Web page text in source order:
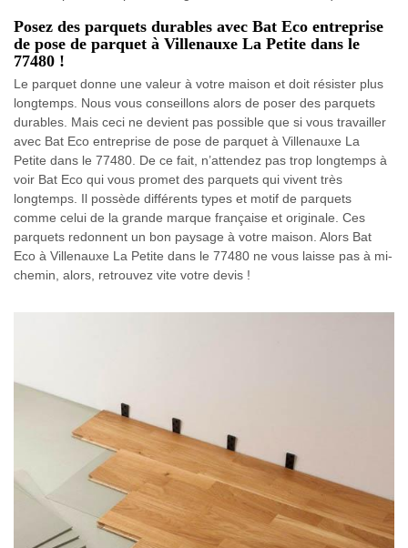
Posez des parquets durables avec Bat Eco entreprise
de pose de parquet à Villenauxe La Petite dans le
77480 !
Le parquet donne une valeur à votre maison et doit résister plus
longtemps. Nous vous conseillons alors de poser des parquets
durables. Mais ceci ne devient pas possible que si vous travailler
avec Bat Eco entreprise de pose de parquet à Villenauxe La
Petite dans le 77480. De ce fait, n’attendez pas trop longtemps à
voir Bat Eco qui vous promet des parquets qui vivent très
longtemps. Il possède différents types et motif de parquets
comme celui de la grande marque française et originale. Ces
parquets redonnent un bon paysage à votre maison. Alors Bat
Eco à Villenauxe La Petite dans le 77480 ne vous laisse pas à mi-
chemin, alors, retrouvez vite votre devis !